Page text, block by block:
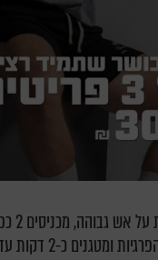
את הבצל